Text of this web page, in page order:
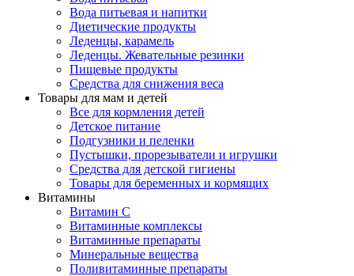
Вода питьевая и напитки
Диетические продукты
Леденцы, карамель
Леденцы. Жевательные резинки
Пищевые продукты
Средства для снижения веса
Товары для мам и детей
Все для кормления детей
Детское питание
Подгузники и пеленки
Пустышки, прорезыватели и игрушки
Средства для детской гигиены
Товары для беременных и кормящих
Витамины
Витамин С
Витаминные комплексы
Витаминные препараты
Минеральные вещества
Поливитаминные препараты